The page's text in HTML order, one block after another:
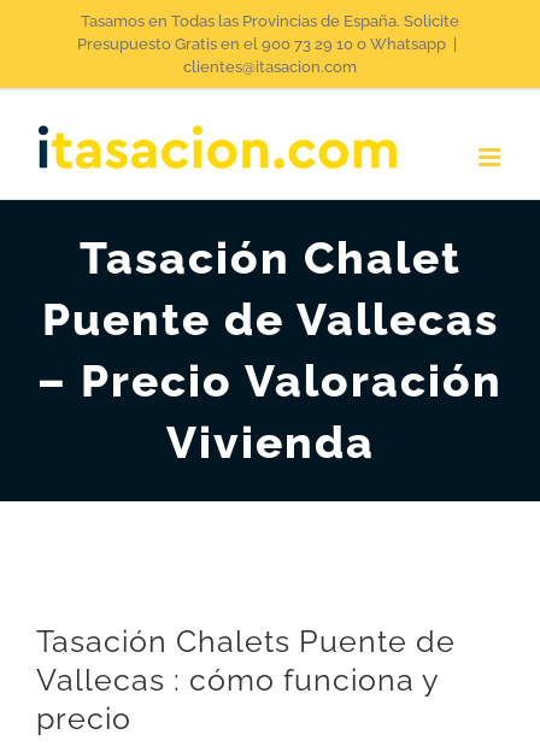
Tasamos en Todas las Provincias de España. Solicite
Presupuesto Gratis en el 900 73 29 10 o Whatsapp
clientes@itasacion.com
Tasación Chalet
Puente de Vallecas
– Precio Valoración
Vivienda
Tasación Chalets Puente de
Vallecas : cómo funciona y
precio